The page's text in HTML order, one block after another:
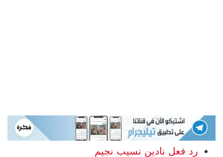
رد فعل نادين نسيب نجيم